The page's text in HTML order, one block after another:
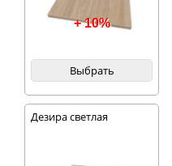
+ 10%
Выбрать
Дезира светлая